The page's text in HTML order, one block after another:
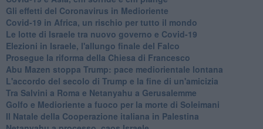
Gli effetti del Coronavirus in Medioriente
Covid-19 in Africa, un rischio per tutto il mondo
Le lotte di Israele tra nuovo governo e Covid-19
Elezioni in Israele, l'allungo finale del Falco
Prosegue la riforma della Chiesa di Francesco
Abu Mazen stoppa Trump: pace mediorientale lontana
L'accordo del secolo di Trump e la fine di un'amicizia
Tra Salvini a Roma e Netanyahu a Gerusalemme
Golfo e Medioriente a fuoco per la morte di Soleimani
Il Natale della Cooperazione italiana in Palestina